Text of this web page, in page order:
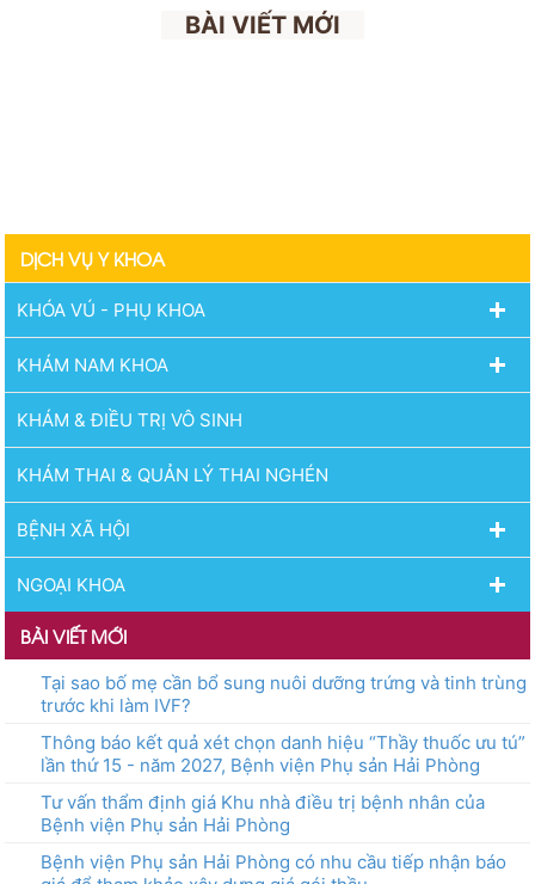
BÀI VIẾT MỚI
DỊCH VỤ Y KHOA
KHÓA VÚ - PHỤ KHOA
KHÁM NAM KHOA
KHÁM & ĐIỀU TRỊ VÔ SINH
KHÁM THAI & QUẢN LÝ THAI NGHÉN
BỆNH XÃ HỘI
NGOẠI KHOA
BÀI VIẾT MỚI
Tại sao bố mẹ cần bổ sung nuôi dưỡng trứng và tinh trùng
trước khi làm IVF?
Thông báo kết quả xét chọn danh hiệu “Thầy thuốc ưu tú”
lần thứ 15 - năm 2027, Bệnh viện Phụ sản Hải Phòng
Tư vấn thẩm định giá Khu nhà điều trị bệnh nhân của
Bệnh viện Phụ sản Hải Phòng
Bệnh viện Phụ sản Hải Phòng có nhu cầu tiếp nhận báo